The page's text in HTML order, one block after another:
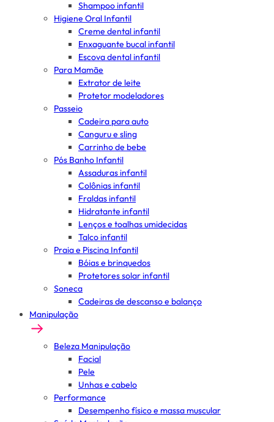
Shampoo infantil
Higiene Oral Infantil
Creme dental infantil
Enxaguante bucal infantil
Escova dental infantil
Para Mamãe
Extrator de leite
Protetor modeladores
Passeio
Cadeira para auto
Canguru e sling
Carrinho de bebe
Pós Banho Infantil
Assaduras infantil
Colônias infantil
Fraldas infantil
Hidratante infantil
Lenços e toalhas umidecidas
Talco infantil
Praia e Piscina Infantil
Bóias e brinquedos
Protetores solar infantil
Soneca
Cadeiras de descanso e balanço
Manipulação
Beleza Manipulação
Facial
Pele
Unhas e cabelo
Performance
Desempenho físico e massa muscular